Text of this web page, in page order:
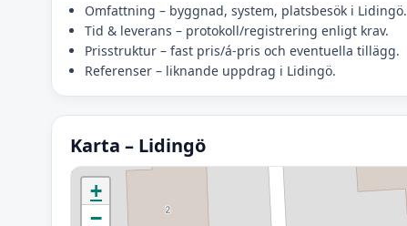
Omfattning – byggnad, system, platsbesök i Lidingö.
Tid & leverans – protokoll/registrering enligt krav.
Prisstruktur – fast pris/á-pris och eventuella tillägg.
Referenser – liknande uppdrag i Lidingö.
Karta – Lidingö
Initierar karta…
+
−